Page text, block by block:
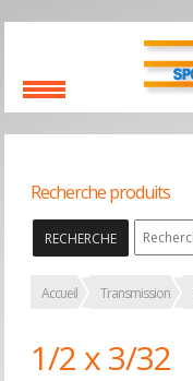
Recherche produits
RECHERCHE
Accueil Transmission
1/2 x 3/32